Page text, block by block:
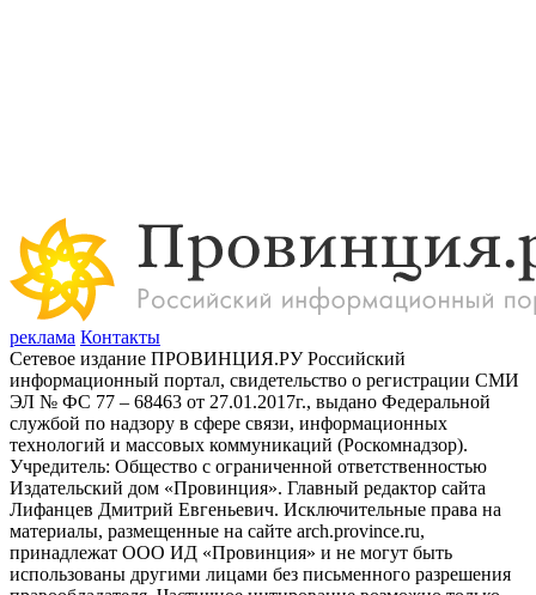
реклама Контакты
Сетевое издание ПРОВИНЦИЯ.РУ Российский
информационный портал, свидетельство о регистрации СМИ
ЭЛ № ФС 77 – 68463 от 27.01.2017г., выдано Федеральной
службой по надзору в сфере связи, информационных
технологий и массовых коммуникаций (Роскомнадзор).
Учредитель: Общество с ограниченной ответственностью
Издательский дом «Провинция». Главный редактор сайта
Лифанцев Дмитрий Евгеньевич. Исключительные права на
материалы, размещенные на сайте arch.province.ru,
принадлежат ООО ИД «Провинция» и не могут быть
использованы другими лицами без письменного разрешения